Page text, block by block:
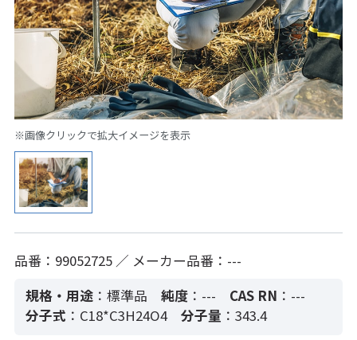
※画像クリックで拡大イメージを表示
品番：99052725 ／ メーカー品番：---
規格・用途 ：標準品 純度：--- CAS RN ：---
分子式 ：C18*C3H24O4 分子量 ：343.4